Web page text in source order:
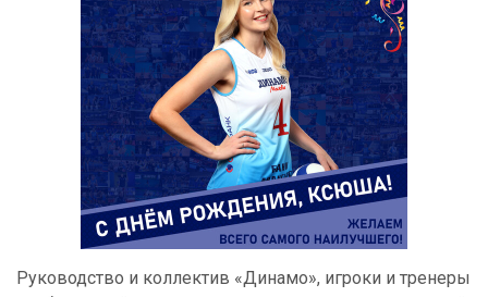
Руководство и коллектив «Динамо», игроки и тренеры